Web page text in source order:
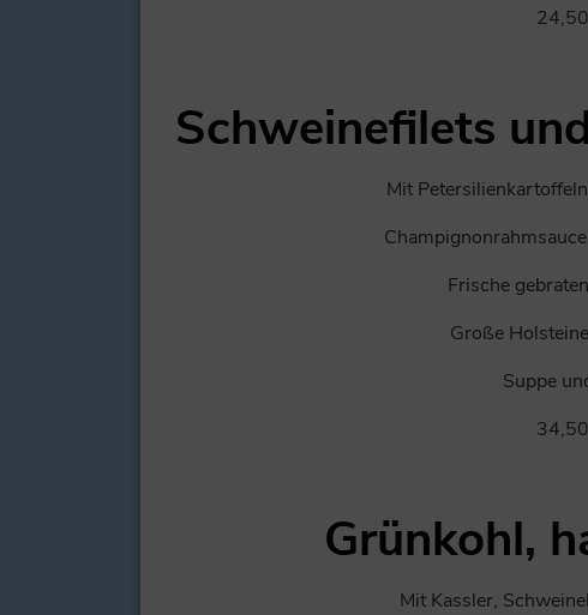
Schweinefilets
Mit
Frische
Große
Suppe
Grünkohl,
Mit Kassler,